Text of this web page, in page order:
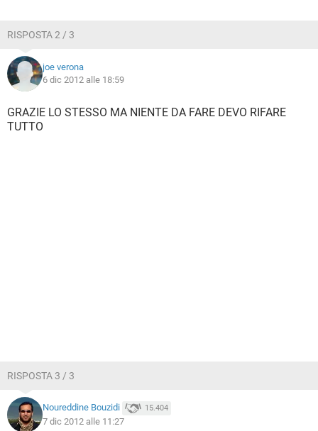
RISPOSTA 2 / 3
joe verona
6 dic 2012 alle 18:59
GRAZIE LO STESSO MA NIENTE DA FARE DEVO RIFARE
TUTTO
RISPOSTA 3 / 3
Noureddine Bouzidi 15.404
7 dic 2012 alle 11:27